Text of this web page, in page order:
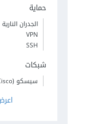
حماية
الجدران النارية
VPN
SSH
شبكات
سيسكو (Cisco)